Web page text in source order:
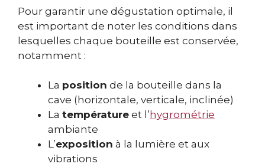
Pour garantir une dégustation optimale, il
est important de noter les conditions dans
lesquelles chaque bouteille est conservée,
notamment :
La position de la bouteille dans la
cave (horizontale, verticale, inclinée)
La température et l’ hygrométrie
ambiante
L’exposition à la lumière et aux
vibrations